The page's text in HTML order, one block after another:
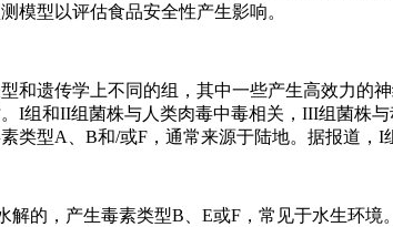
模型以评估食品安全性产生影响。
和遗传学上不同的组，其中一些产生高效力的
I组和II组菌株与人类肉毒中毒相关，III组菌株
类型A、B和/或F，通常来源于陆地。据报道，I
的，产生毒素类型B、E或F，常见于水生环境